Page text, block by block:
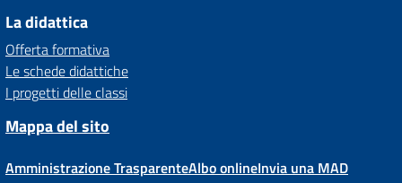
La didattica
Offerta formativa
Le schede didattiche
I progetti delle classi
Mappa del sito
Amministrazione TrasparenteAlbo onlineInvia una MAD